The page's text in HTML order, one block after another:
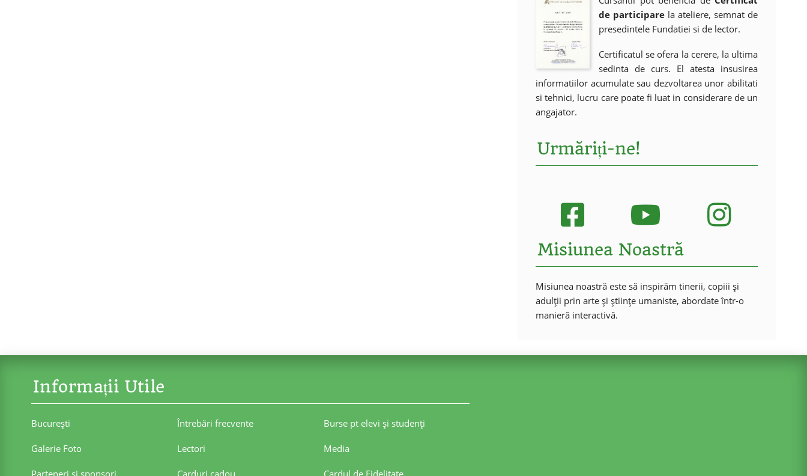
de participare la ateliere, semnat de
presedintele Fundatiei si de lector.
Certificatul se ofera la cerere, la ultima
sedinta de curs. El atesta insusirea
informatiilor acumulate sau dezvoltarea unor abilitati
si tehnici, lucru care poate fi luat in considerare de un
angajator.
Urmăriți-ne!
Misiunea Noastră
Misiunea noastră este să inspirăm tinerii, copiii și
adulții prin arte și științe umaniste, abordate într-o
manieră interactivă.
Informații Utile
Bucureşti Întrebări frecvente Burse pt elevi şi studenţi
Galerie Foto Lectori Media
Parteneri şi sponsori Carduri cadou Cardul de Fidelitate